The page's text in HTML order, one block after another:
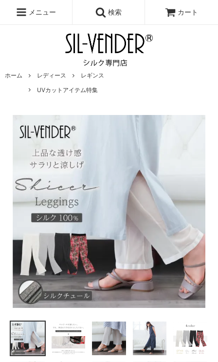
メニュー 検索 カート
ホーム レディース
レギンス
UVカットアイテム特集